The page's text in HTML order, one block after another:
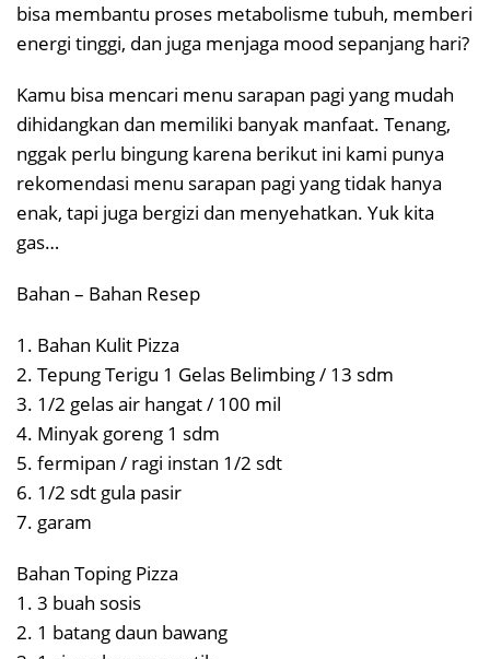
bisa membantu proses metabolisme tubuh, memberi
energi tinggi, dan juga menjaga mood sepanjang hari?
Kamu bisa mencari menu sarapan pagi yang mudah
dihidangkan dan memiliki banyak manfaat. Tenang,
nggak perlu bingung karena berikut ini kami punya
rekomendasi menu sarapan pagi yang tidak hanya
enak, tapi juga bergizi dan menyehatkan. Yuk kita
gas…
Bahan – Bahan Resep
1. Bahan Kulit Pizza
2. Tepung Terigu 1 Gelas Belimbing / 13 sdm
3. 1/2 gelas air hangat / 100 mil
4. Minyak goreng 1 sdm
5. fermipan / ragi instan 1/2 sdt
6. 1/2 sdt gula pasir
7. garam
Bahan Toping Pizza
1. 3 buah sosis
2. 1 batang daun bawang